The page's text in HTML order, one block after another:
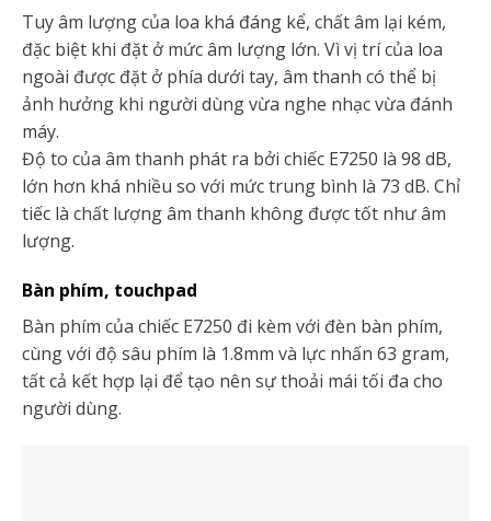
Tuy âm lượng của loa khá đáng kể, chất âm lại kém,
đặc biệt khi đặt ở mức âm lượng lớn. Vì vị trí của loa
ngoài được đặt ở phía dưới tay, âm thanh có thể bị
ảnh hưởng khi người dùng vừa nghe nhạc vừa đánh
máy.
Độ to của âm thanh phát ra bởi chiếc E7250 là 98 dB,
lớn hơn khá nhiều so với mức trung bình là 73 dB. Chỉ
tiếc là chất lượng âm thanh không được tốt như âm
lượng.
Bàn phím, touchpad
Bàn phím của chiếc E7250 đi kèm với đèn bàn phím,
cùng với độ sâu phím là 1.8mm và lực nhấn 63 gram,
tất cả kết hợp lại để tạo nên sự thoải mái tối đa cho
người dùng.